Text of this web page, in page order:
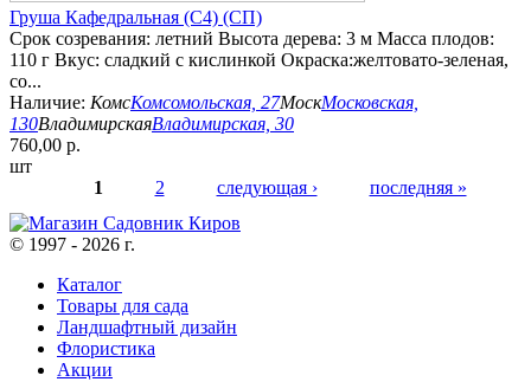
Груша Кафедральная (С4) (СП)
Срок созревания: летний Высота дерева: 3 м Масса плодов:
110 г Вкус: сладкий с кислинкой Окраска:желтовато-зеленая,
со...
Наличие: КомсКомсомольская, 27МоскМосковская,
130ВладимирскаяВладимирская, 30
760,00 р.
шт
Страницы
1 2 следующая › последняя »
© 1997 - 2026 г.
Каталог
Товары для сада
Ландшафтный дизайн
Флористика
Акции